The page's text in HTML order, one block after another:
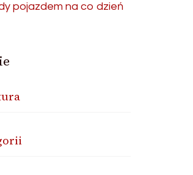
pojazdem na co dzień